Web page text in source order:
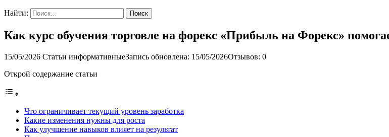
Найти:
Как курс обучения торговле на форекс «Прибыль на Форекс»
15/05/2026 Статьи информативныеЗапись обновлена: 15/05/2026Отзывов: 0
Открой содержание статьи
Что ограничивает текущий уровень заработка
Какие изменения нужны для роста
Как улучшение навыков влияет на результат